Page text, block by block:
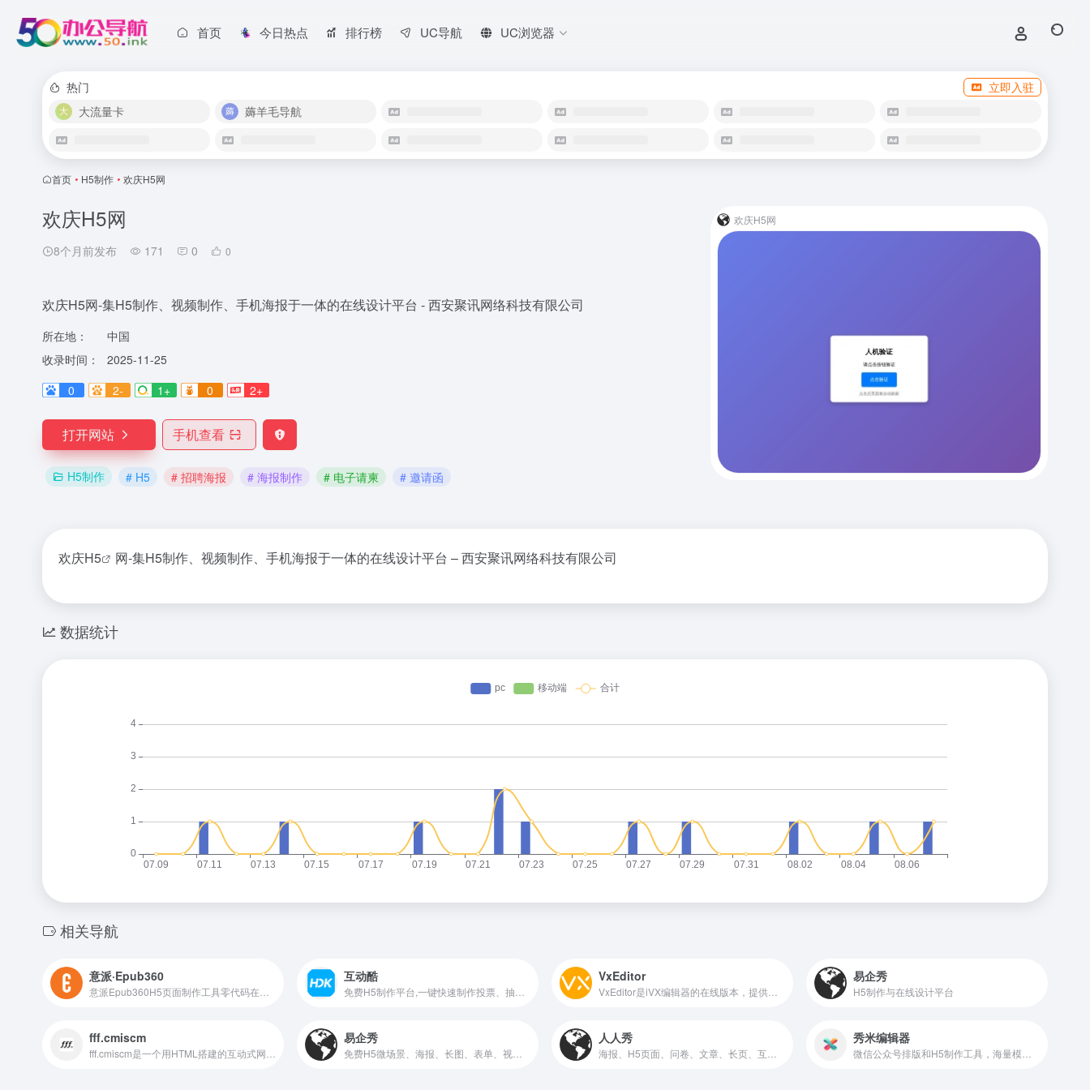
首页 今日热点 排行榜 UC导航 UC浏览器
热门
立即入驻
大流量卡
薅羊毛导航
首页 • H5制作 • 欢庆H5网
欢庆H5网
8个月前发布 171 0 0
欢庆H5网-集H5制作、视频制作、手机海报于一体的在线设计平台 - 西安聚讯网络科技有限公司
所在地：
中国
收录时间：
2025-11-25
0
2- 1+ 0 2+
打开网站 手机查看
H5制作 # H5 # 招聘海报 # 海报制作 # 电子请柬 # 邀请函
欢庆H5网
欢庆H5 网-集H5制作、视频制作、手机海报于一体的在线设计平台 – 西安聚讯网络科技有限公司
数据统计
相关导航
意派·Epub360 互动酷 VxEditor 易企秀
H5制作与在线设计平台
fff.cmiscm 易企秀 人人秀 秀米编辑器